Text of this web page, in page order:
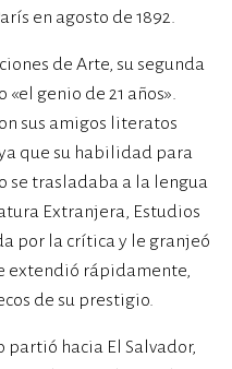
en agosto de 1892.​
de Arte, su segunda
genio de 21 años».
sus amigos literatos
que su habilidad para
se trasladaba a la lengua
Extranjera, Estudios
por la crítica y le granjeó
extendió rápidamente,
de su prestigio.
partió hacia El Salvador,